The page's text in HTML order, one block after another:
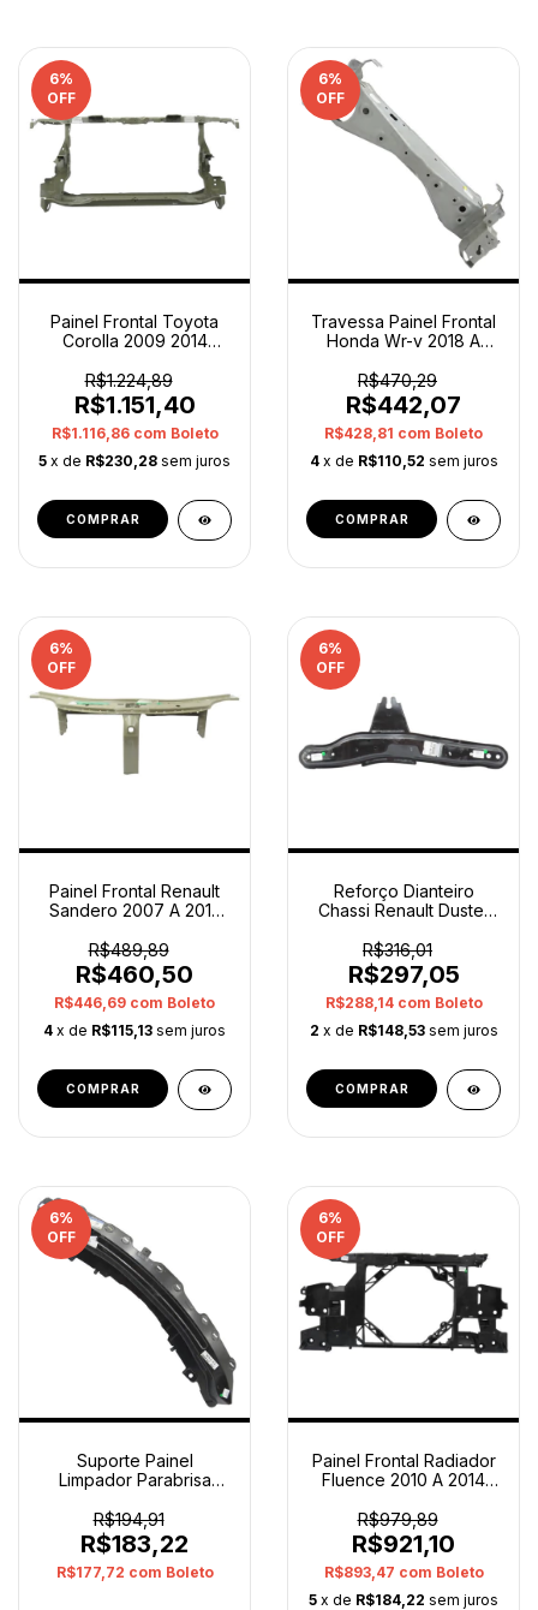
6%
OFF
Painel Frontal Toyota
Corolla 2009 2014
R$1.224,89
R$1.151,40
R$1.116,86 com Boleto
5 x de R$230,28 sem juros
6%
OFF
Travessa Painel Frontal
Honda Wr-v 2018 A
R$470,29
R$442,07
R$428,81 com Boleto
4 x de R$110,52 sem juros
6%
OFF
Painel Frontal Renault
Sandero 2007 A 2013
R$489,89
R$460,50
R$446,69 com Boleto
4 x de R$115,13 sem juros
6%
OFF
Reforço Dianteiro
Chassi Renault Duster
R$316,01
R$297,05
R$288,14 com Boleto
2 x de R$148,53 sem juros
6%
OFF
Suporte Painel
Limpador Parabrisa
Orig
R$194,91
R$183,22
R$177,72 com Boleto
6%
OFF
Painel Frontal Radiador
Fluence 2010 A 2014
R$979,89
R$921,10
R$893,47 com Boleto
5 x de R$184,22 sem juros